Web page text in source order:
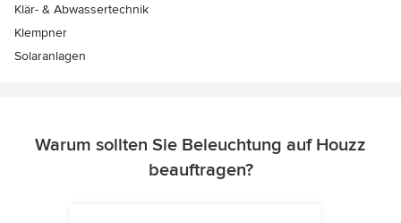
Klär- & Abwassertechnik
Klempner
Solaranlagen
Warum sollten Sie Beleuchtung auf Houzz
beauftragen?